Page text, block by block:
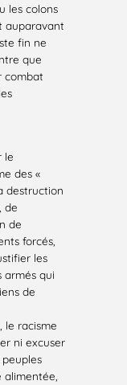
les colons
auparavant
fin ne
que
combat
le
des «
destruction
de
de
forcés,
les
armés qui
de
le racisme
ni excuser
alimentée,